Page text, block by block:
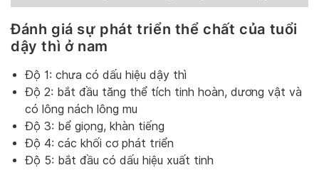
Đánh giá sự phát triển thể chất của tuổi
dậy thì ở nam
Độ 1: chưa có dấu hiệu dậy thì
Độ 2: bắt đầu tăng thể tích tinh hoàn, dương vật và
có lông nách lông mu
Độ 3: bể giọng, khàn tiếng
Độ 4: các khối cơ phát triển
Độ 5: bắt đầu có dấu hiệu xuất tinh